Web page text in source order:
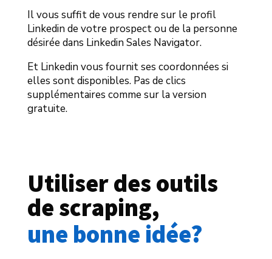
Il vous suffit de vous rendre sur le profil
Linkedin de votre prospect ou de la personne
désirée dans Linkedin Sales Navigator.
Et Linkedin vous fournit ses coordonnées si
elles sont disponibles. Pas de clics
supplémentaires comme sur la version
gratuite.
Utiliser des outils
de scraping,
une bonne idée?